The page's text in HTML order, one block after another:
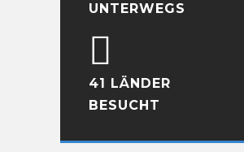
UNTERWEGS
41 LÄNDER
BESUCHT